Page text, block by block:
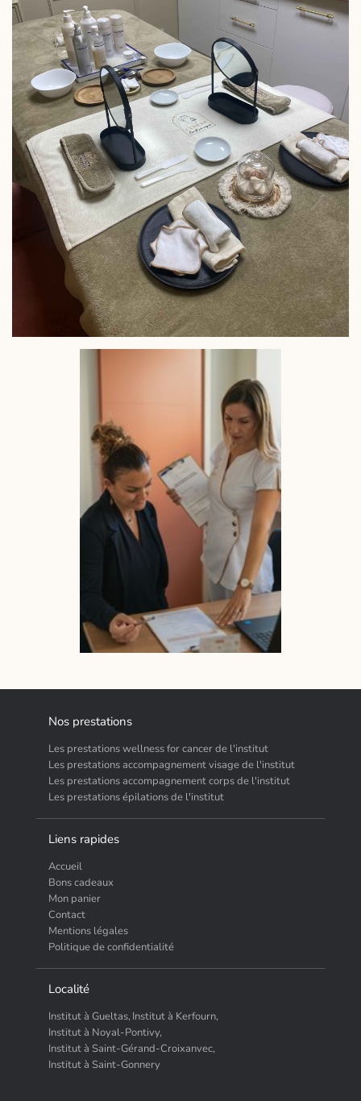
Nos prestations
Les prestations wellness for cancer de l'institut
Les prestations accompagnement visage de l'institut
Les prestations accompagnement corps de l'institut
Les prestations épilations de l'institut
Liens rapides
Accueil
Bons cadeaux
Mon panier
Contact
Mentions légales
Politique de confidentialité
Localité
Institut à Gueltas, Institut à Kerfourn,
Institut à Noyal-Pontivy,
Institut à Saint-Gérand-Croixanvec,
Institut à Saint-Gonnery